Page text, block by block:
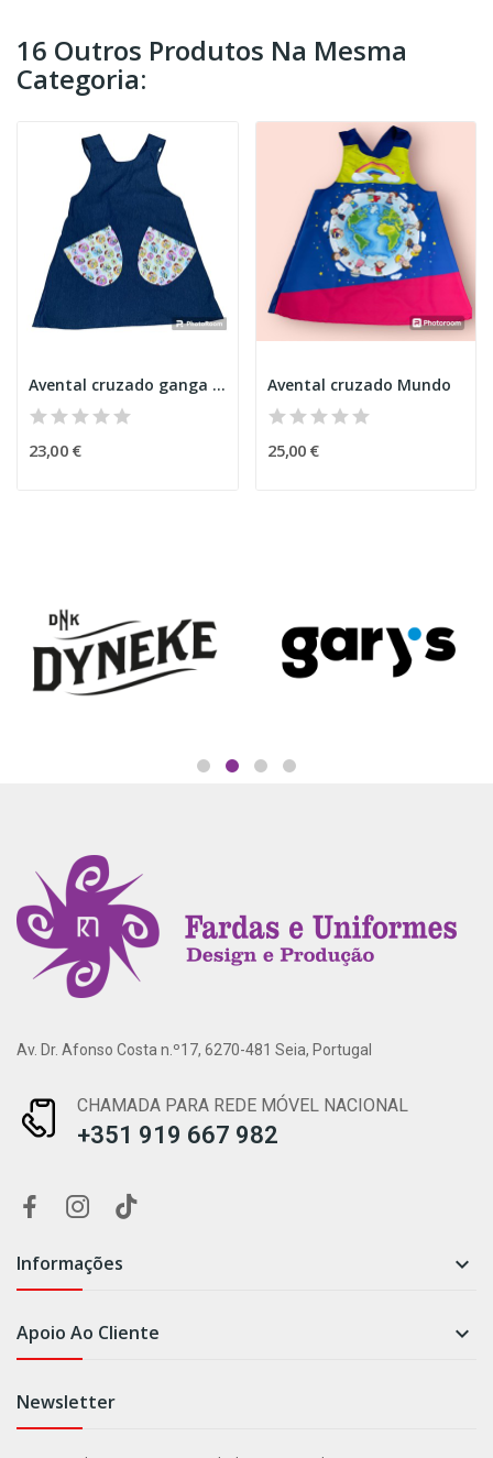
16 Outros Produtos Na Mesma
Categoria:
Avental cruzado ganga idosos
23,00 €
Avental cruzado Mundo
25,00 €
Av. Dr. Afonso Costa n.º17, 6270-481 Seia, Portugal
CHAMADA PARA REDE MÓVEL NACIONAL
+351 919 667 982
Informações 
Apoio Ao Cliente 
Newsletter